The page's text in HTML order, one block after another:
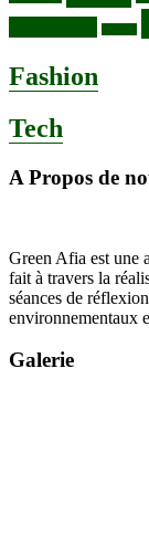
Fashion
Tech
A Propos de
Green Afia est une
fait à travers la
séances de
environnementaux
Galerie